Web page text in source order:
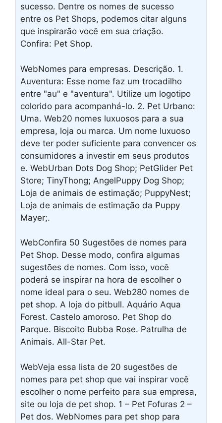
sucesso. Dentre os nomes de sucesso
entre os Pet Shops, podemos citar alguns
que inspirarão você em sua criação.
Confira: Pet Shop.
WebNomes para empresas. Descrição. 1.
Auventura: Esse nome faz um trocadilho
entre "au" e "aventura". Utilize um logotipo
colorido para acompanhá-lo. 2. Pet Urbano:
Uma. Web20 nomes luxuosos para a sua
empresa, loja ou marca. Um nome luxuoso
deve ter poder suficiente para convencer os
consumidores a investir em seus produtos
e. WebUrban Dots Dog Shop; PetGlider Pet
Store; TinyThong; AngelPuppy Dog Shop;
Loja de animais de estimação; PuppyNest;
Loja de animais de estimação da Puppy
Mayer;.
WebConfira 50 Sugestões de nomes para
Pet Shop. Desse modo, confira algumas
sugestões de nomes. Com isso, você
poderá se inspirar na hora de escolher o
nome ideal para o seu. Web280 nomes de
pet shop. A loja do pitbull. Aquário Aqua
Forest. Castelo amoroso. Pet Shop do
Parque. Biscoito Bubba Rose. Patrulha de
Animais. All-Star Pet.
WebVeja essa lista de 20 sugestões de
nomes para pet shop que vai inspirar você
escolher o nome perfeito para sua empresa,
site ou loja de pet shop. 1 – Pet Fofuras 2 –
Pet dos. WebNomes para pet shop para